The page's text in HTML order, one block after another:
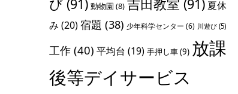
び (91) 動物園 (8) 吉田教室 (91) 夏休
み (20)宿題 (38) 少年科学センター (6) 川遊び (5)
工作 (40) 平均台 (19) 手押し車(9) 放課
後等デイサービス